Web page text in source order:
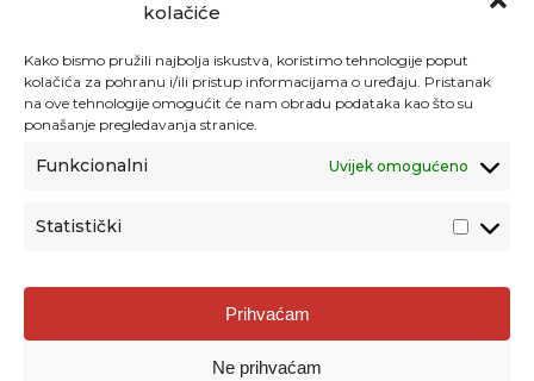
kolačiće
Kako bismo pružili najbolja iskustva, koristimo tehnologije poput
kolačića za pohranu i/ili pristup informacijama o uređaju. Pristanak
na ove tehnologije omogućit će nam obradu podataka kao što su
ponašanje pregledavanja stranice.
Funkcionalni Uvijek omogućeno
Statistički
Prihvaćam
Ne prihvaćam
Agencija za odgoj i obrazovanje
Donje Svetice 38, 10000 Zagreb
1778129